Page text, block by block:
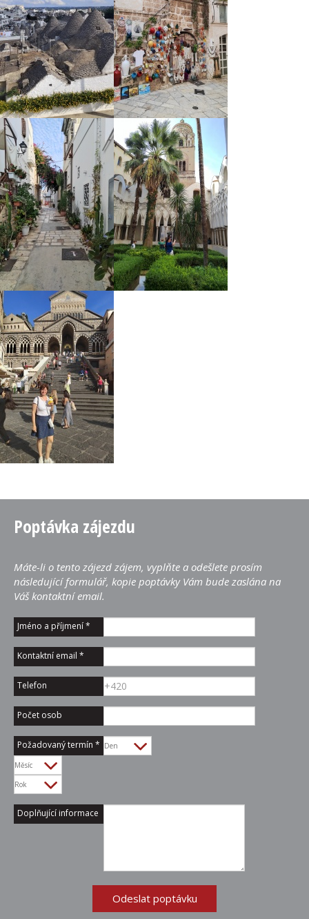
Poptávka zájezdu
Máte-li o tento zájezd zájem, vyplňte a odešlete prosím
následující formulář, kopie poptávky Vám bude zaslána na
Váš kontaktní email.
Jméno a příjmení*
Kontaktní email *
Telefon
Počet osob
Požadovaný termín *
Den
Měsíc
Rok
Doplňující informace
Odeslat poptávku